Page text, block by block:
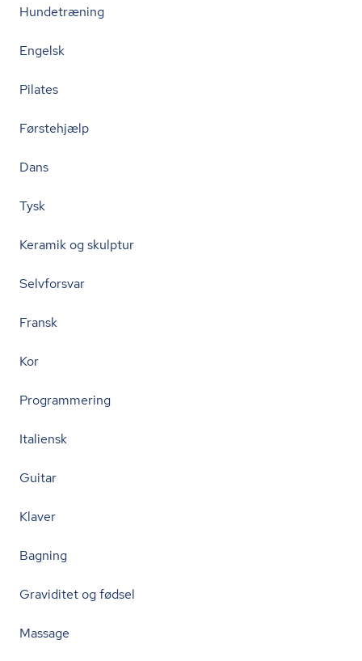
Hundetræning
Engelsk
Pilates
Førstehjælp
Dans
Tysk
Keramik og skulptur
Selvforsvar
Fransk
Kor
Programmering
Italiensk
Guitar
Klaver
Bagning
Graviditet og fødsel
Massage